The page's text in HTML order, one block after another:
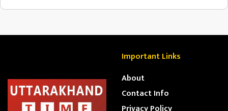
Important Links
About
Contact Info